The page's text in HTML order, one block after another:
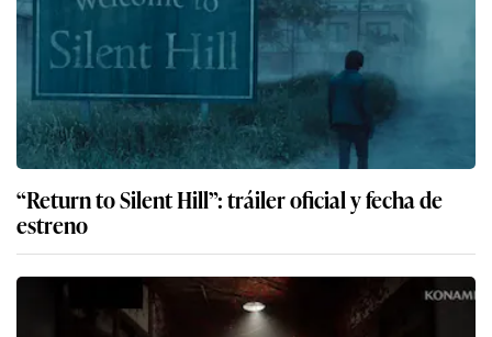
“Return to Silent Hill”: tráiler oficial y fecha de
estreno